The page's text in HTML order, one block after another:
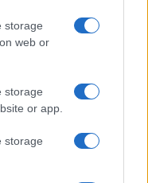
storage
web or
storage
or app.
storage